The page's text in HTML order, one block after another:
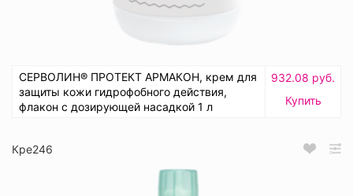
СЕРВОЛИН® ПРОТЕКТ АРМАКОН, крем для
защиты кожи гидрофобного действия,
флакон с дозирующей насадкой 1 л
932.08 руб.
Купить
Кре246